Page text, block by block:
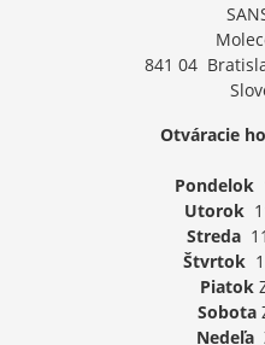
841 04
Otváracie
Pondelok
Utorok
Streda
Štvrtok
Piatok
Sobota
Nedeľa